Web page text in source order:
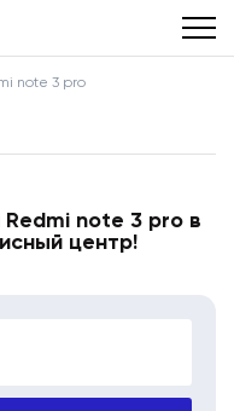
note 3 pro
note 3 pro в
центр!